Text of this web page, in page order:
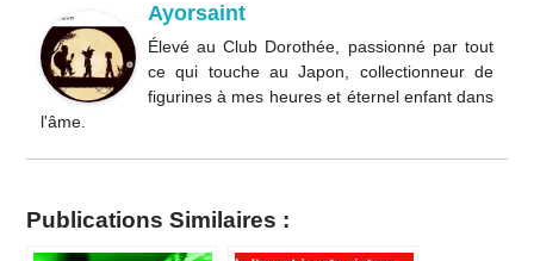
Ayorsaint
Élevé au Club Dorothée, passionné par tout
ce qui touche au Japon, collectionneur de
figurines à mes heures et éternel enfant dans
l'âme.
Publications Similaires :